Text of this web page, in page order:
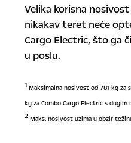
Velika korisna nosivost
nikakav teret neće
Cargo Electric, što ga
u poslu.
1Maksimalna nosivost od 781 kg za
kg za Combo Cargo Electric s dugim
2Maks. nosivost uzima u obzir